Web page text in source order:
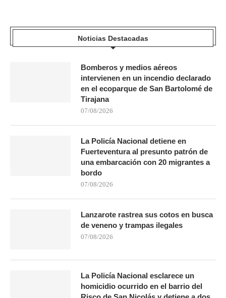
Noticias Destacadas
Bomberos y medios aéreos
intervienen en un incendio declarado
en el ecoparque de San Bartolomé de
Tirajana
07/08/2026
La Policía Nacional detiene en
Fuerteventura al presunto patrón de
una embarcación con 20 migrantes a
bordo
07/08/2026
Lanzarote rastrea sus cotos en busca
de veneno y trampas ilegales
07/08/2026
La Policía Nacional esclarece un
homicidio ocurrido en el barrio del